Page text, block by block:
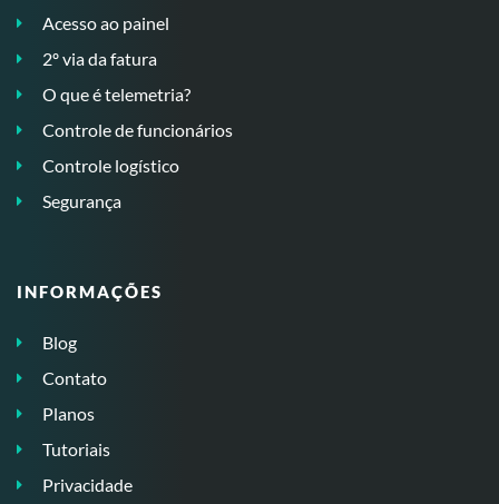
Acesso ao painel
2º via da fatura
O que é telemetria?
Controle de funcionários
Controle logístico
Segurança
INFORMAÇÕES
Blog
Contato
Planos
Tutoriais
Privacidade